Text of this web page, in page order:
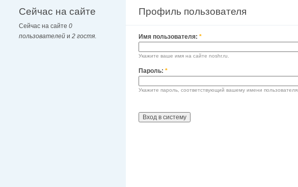
Сейчас на сайте
Сейчас на сайте 0
пользователей и 2 гостя.
Профиль пользователя
Имя пользователя: *
Укажите ваше имя на сайте noshr.ru.
Пароль: *
Укажите пароль, соответствующий вашему имени пользователя.